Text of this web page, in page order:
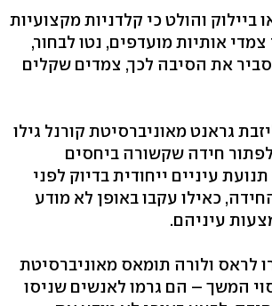
ביילוק והולט כי קלדניות מקצועיות
אותיות מועדפים, נטו לבחור,
את הסיבה לכך, צמדים שקלים
גראנט מאוניברסיטת קורנל גילו
חידה שקשורה ביחסים
עיניים ייחודית בדיוק לפני
כאילו עקבו באופן לא מודע
עיניהם.
לראס ולורה תומאס מאוניברסיטת
המשך – הם גרמו לאנשים שניסו